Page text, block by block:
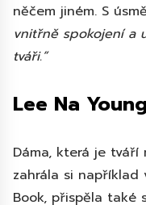
něčem jiném. S
vnitřně spokojení a
tváři.”
Lee Na
Dáma, která je tváří
zahrála si například
Book, přispěla také